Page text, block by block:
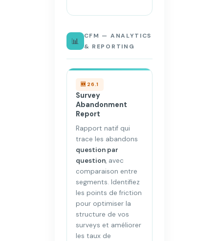
📊
CFM — ANALYTICS
& REPORTING
🆕 26.1
Survey
Abandonment
Report
Rapport natif qui
trace les abandons
question par
question, avec
comparaison entre
segments. Identifiez
les points de friction
pour optimiser la
structure de vos
surveys et améliorer
les taux de